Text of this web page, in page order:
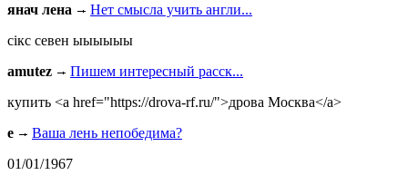
янач лена
Нет смысла учить англи...
сiкс севен ыыыыыы
amutez
Пишем интересный расск...
купить <a href="https://drova-rf.ru/">дрова Москва</a>
e
Ваша лень непобедима?
01/01/1967